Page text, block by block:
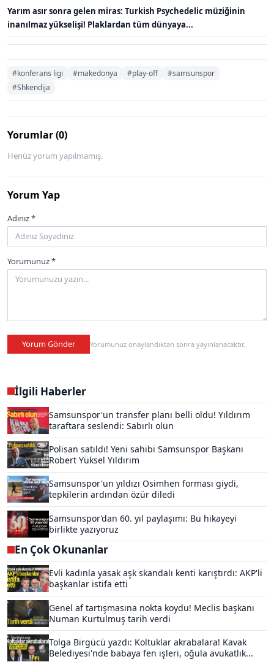
Yarım asır sonra gelen miras: Turkish Psychedelic müziğinin
inanılmaz yükselişi! Plaklardan tüm dünyaya...
#konferans ligi #makedonya #play-off
#samsunspor
#Shkendija
Yorumlar (0)
Henüz yorum yapılmamış.
Yorum Yap
Adınız *
Yorumunuz *
Yorum Gönder Yorumunuz onaylandıktan sonra yayınlanacaktır.
İlgili Haberler
Samsunspor'un transfer planı belli oldu! Yıldırım
taraftara seslendi: Sabırlı olun
Polisan satıldı! Yeni sahibi Samsunspor Başkanı
Robert Yüksel Yıldırım
Samsunspor'un yıldızı Osimhen forması giydi,
tepkilerin ardından özür diledi
Samsunspor’dan 60. yıl paylaşımı: Bu hikayeyi
birlikte yazıyoruz
En Çok Okunanlar
Evli kadınla yasak aşk skandalı kenti karıştırdı: AKP'li
başkanlar istifa etti
Genel af tartışmasına nokta koydu! Meclis başkanı
Numan Kurtulmuş tarih verdi
Tolga Birgücü yazdı: Koltuklar akrabalara! Kavak
Belediyesi'nde babaya fen işleri, oğula avukatlık...